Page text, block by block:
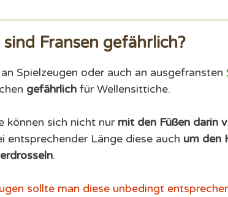
Fransen gefährlich?
Spielzeugen oder auch an ausgefransten
gefährlich für Wellensittiche.
können sich nicht nur mit den Füßen darin
entsprechender Länge diese auch um den
.
sollte man diese unbedingt